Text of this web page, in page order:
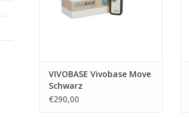
VIVOBASE Vivobase Move
Schwarz
€290,00